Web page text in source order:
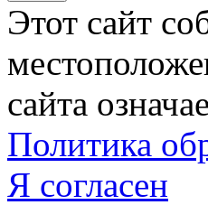
Этот сайт
сайта
Политика
Я согласен